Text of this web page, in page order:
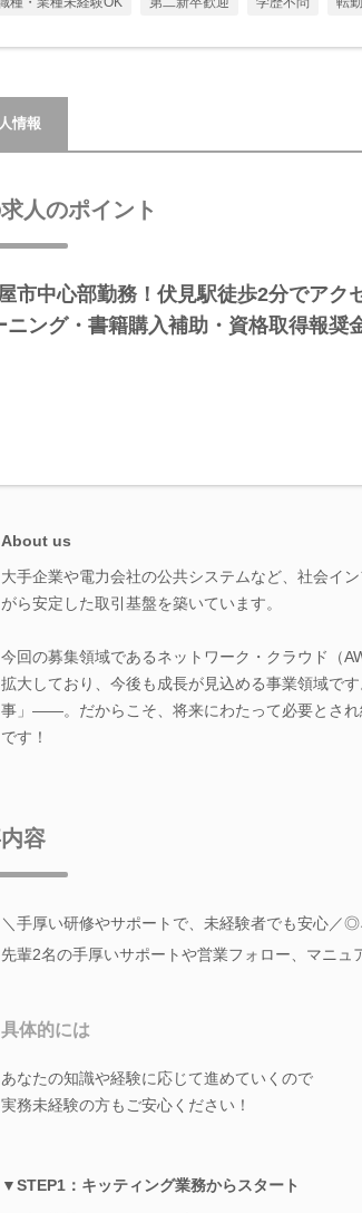
情報
人のポイント
市中心部勤務！伏見駅徒歩2分でアク
ニング・書籍購入補助・資格取得報奨
About us
大手企業や電力会社の公共システムなど、社会イ
がら安定した取引基盤を築いています。
今回の募集領域であるネットワーク・クラウド（
拡大しており、今後も成長が見込める事業領域で
事」――。だからこそ、将来にわたって必要とさ
です！
容
＼手厚い研修やサポートで、未経験者でも安心
先輩2名の手厚いサポートや営業フォロー、マニュ
具体的には
あなたの知識や経験に応じて進めていくので
実務未経験の方もご安心ください！
▼STEP1：キッティング業務からスタート